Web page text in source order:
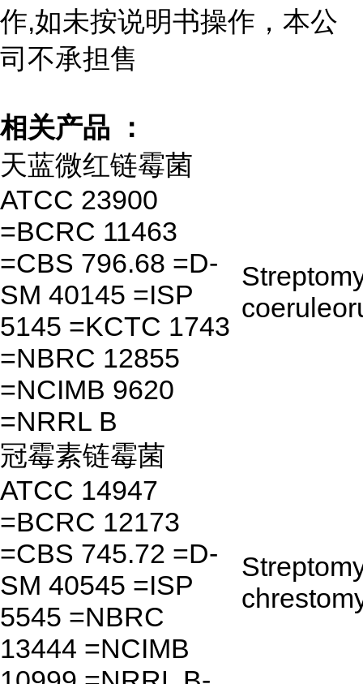
作,如未按说明书操作，本公
司不承担售
相关产品 ：
天蓝微红链霉菌
ATCC 23900
=BCRC 11463
=CBS 796.68 =D-
SM 40145 =ISP
5145 =KCTC 1743
=NBRC 12855
=NCIMB 9620
=NRRL B
冠霉素链霉菌
ATCC 14947
=BCRC 12173
=CBS 745.72 =D-
SM 40545 =ISP
5545 =NBRC
13444 =NCIMB